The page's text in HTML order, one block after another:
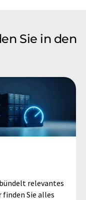
Sie in den
relevantes
finden Sie alles